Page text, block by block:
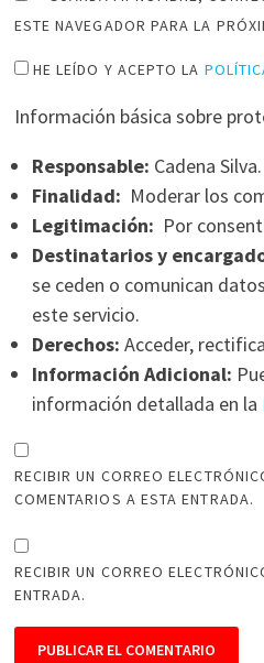
ESTE NAVEGADOR PARA LA
HE LEÍDO Y ACEPTO LA
Información básica sobre
Responsable: Cadena Silva.
Finalidad: Moderar los
Legitimación: Por
Destinatarios y
se ceden o comunican
este servicio.
Derechos: Acceder,
Información Adicional:
información detallada en la
RECIBIR UN CORREO
COMENTARIOS A ESTA ENTRADA.
RECIBIR UN CORREO
ENTRADA.